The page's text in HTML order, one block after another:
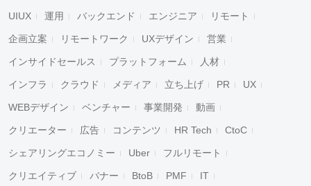
UIUX 運用 バックエンド エンジニア リモート
企画立案 リモートワーク UXデザイン 営業
インサイドセールス プラットフォーム 人材
インフラ クラウド メディア 立ち上げ PR UX
WEBデザイン ベンチャー 事業開発 動画
クリエーター 広告 コンテンツ HR Tech CtoC
シェアリングエコノミー Uber フルリモート
クリエイティブ バナー BtoB PMF IT